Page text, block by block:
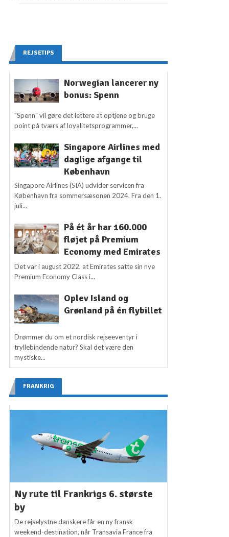
REJSETIPS
Norwegian lancerer ny
bonus: Spenn
"Spenn" vil gøre det lettere at optjene og bruge
point på tværs af loyalitetsprogrammer,...
Singapore Airlines med
daglige afgange til
København
Singapore Airlines (SIA) udvider servicen fra
København fra sommersæsonen 2024. Fra den 1.
juli...
På ét år har 160.000
fløjet på Premium
Economy med Emirates
Det var i august 2022, at Emirates satte sin nye
Premium Economy Class i...
Oplev Island og
Grønland på én flybillet
Drømmer du om et nordisk rejseeventyr i
tryllebindende natur? Skal det være den
mystiske...
FRANKRIG
Ny rute til Frankrigs 6. største
by
De rejselystne danskere får en ny fransk
weekend-destination, når Transavia France fra